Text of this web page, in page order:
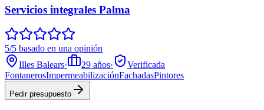
Servicios integrales Palma
5/5 basado en una opinión
Illes Balears· 29 años·
Verificada
FontanerosImpermeabilizaciónFachadasPintores
Pedir presupuesto